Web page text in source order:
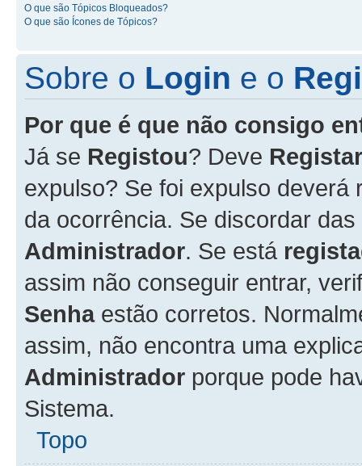
O que são Tópicos Bloqueados?
O que são Ícones de Tópicos?
Sobre o Login e o
Por que é que não consigo
Já se Registou? Deve
expulso? Se foi expulso
da ocorrência. Se discordar
Administrador. Se está
assim não conseguir entrar,
Senhaestão corretos.
assim, não encontra uma
Administrador porque pode
Sistema.
Topo